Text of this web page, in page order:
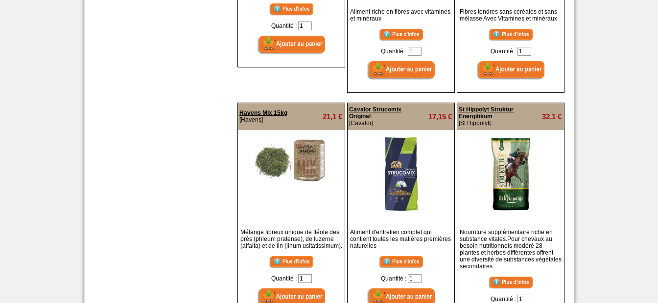
Quantité :
Aliment riche en fibres avec vitamines
et minéraux
Quantité :
Fibres tendres sans céréales et sans
mélasse Avec Vitamines et minéraux
Quantité :
Havens Mix 15kg
[Havens]
21,1 €
Mélange fibreux unique de fléole des
prés (phleum pratense), de luzerne
(alfalfa) et de lin (linum usitatissimum).
Quantité :
Cavalor Strucomix
Original
[Cavalor]
17,15 €
Aliment d'entretien complet qui
contient toutes les matières premières
naturelles
Quantité :
St Hippolyt Struktur
Energitikum
[St Hippolyt]
32,1 €
Nourriture supplémentaire riche en
substance vitales.Pour chevaux au
besoin nutritionnels modéré 28
plantes et herbes différentes offrent
une diversité de substances végétales
secondaires
Quantité :